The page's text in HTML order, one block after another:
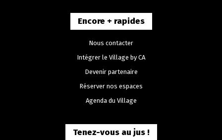
Encore + rapides
Nous contacter
Intégrer le Village by CA
Devenir partenaire
Réserver nos espaces
Agenda du Village
Tenez-vous au jus !